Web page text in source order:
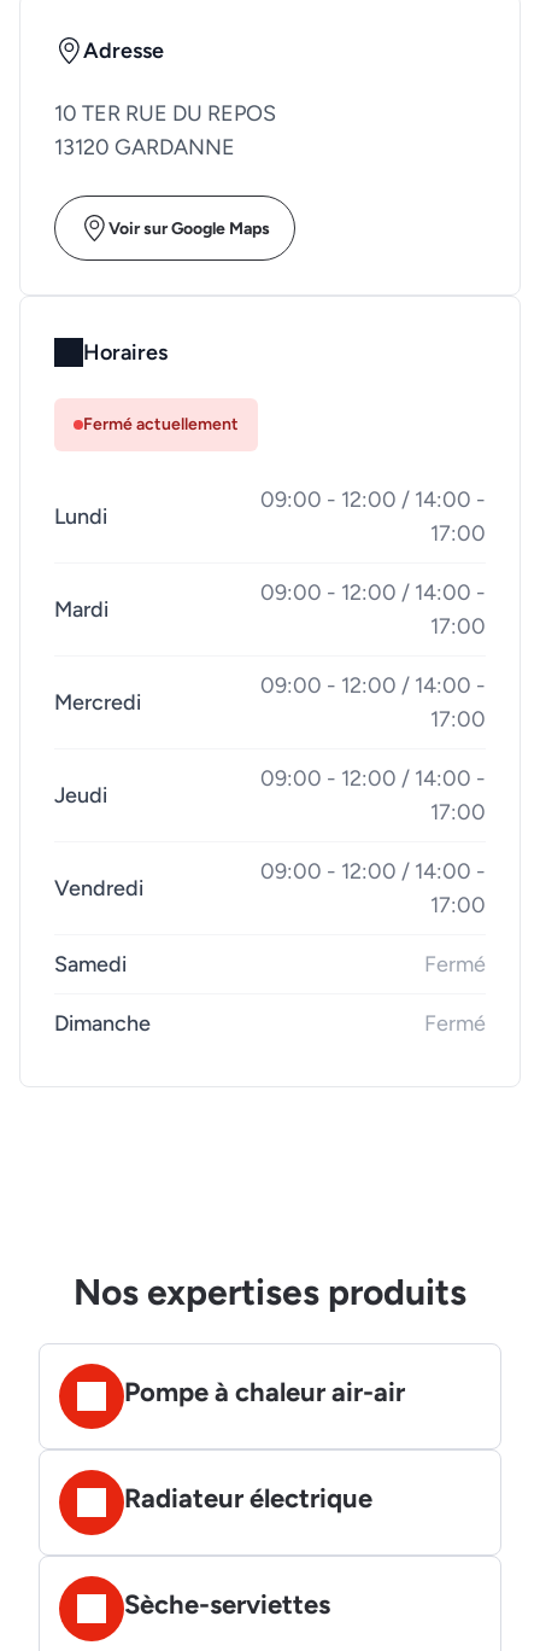
Adresse
10 TER RUE DU REPOS
13120 GARDANNE
Voir sur Google Maps
Horaires
Fermé actuellement
Lundi
09:00 - 12:00 / 14:00 -
17:00
Mardi
09:00 - 12:00 / 14:00 -
17:00
Mercredi
09:00 - 12:00 / 14:00 -
17:00
Jeudi
09:00 - 12:00 / 14:00 -
17:00
Vendredi
09:00 - 12:00 / 14:00 -
17:00
Samedi Fermé
Dimanche Fermé
Nos expertises produits
Pompe à chaleur air-air
Radiateur électrique
Sèche-serviettes